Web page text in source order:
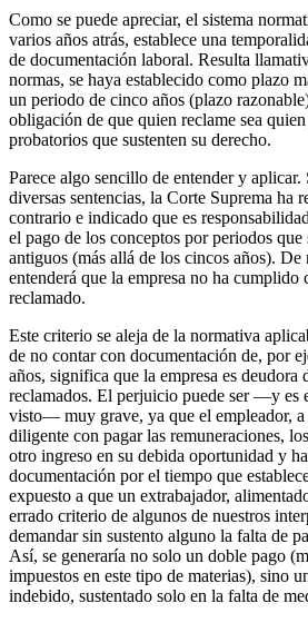
Como se puede apreciar, el sistema
varios años atrás, establece una
de documentación laboral. Resulta
normas, se haya establecido como plazo
un periodo de cinco años (plazo
obligación de que quien reclame sea
probatorios que sustenten su derecho.
Parece algo sencillo de entender y aplicar.
diversas sentencias, la Corte Suprema ha
contrario e indicado que es
el pago de los conceptos por periodos
antiguos (más allá de los cincos años). De
entenderá que la empresa no ha cumplido
reclamado.
Este criterio se aleja de la normativa
de no contar con documentación de, por
años, significa que la empresa es deudora
reclamados. El perjuicio puede ser —y es
visto— muy grave, ya que el empleador, a
diligente con pagar las remuneraciones,
otro ingreso en su debida oportunidad y
documentación por el tiempo que
expuesto a que un extrabajador,
errado criterio de algunos de nuestros
demandar sin sustento alguno la falta de
Así, se generaría no solo un doble pago
impuestos en este tipo de materias), sino
indebido, sustentado solo en la falta de